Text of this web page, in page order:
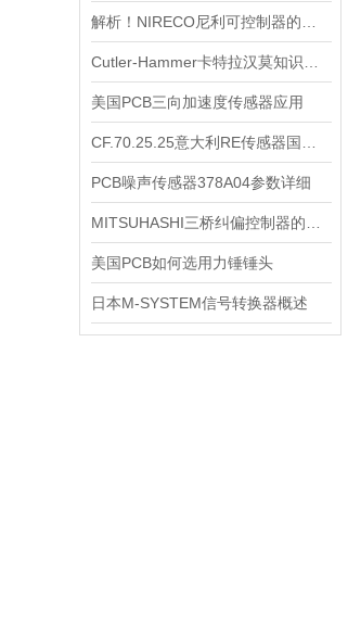
美国PCB三向加速度传感器应用
PCB噪声传感器378A04参数详细
美国PCB如何选用力锤锤头
日本M-SYSTEM信号转换器概述